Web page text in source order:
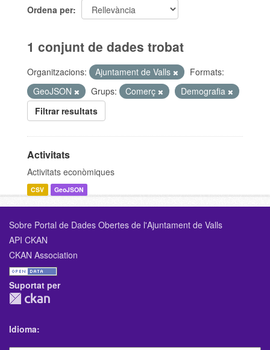
Ordena per
1 conjunt de dades trobat
Organitzacions: Ajuntament de Valls
Formats:
GeoJSON
Grups: Comerç
Demografia
Filtrar resultats
Activitats
Activitats econòmiques
CSV GeoJSON
Sobre Portal de Dades Obertes de l'Ajuntament de Valls
API CKAN
CKAN Association
Suportat per
Idioma